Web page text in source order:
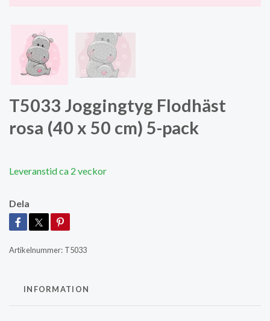
T5033 Joggingtyg Flodhäst
rosa (40 x 50 cm) 5-pack
Leveranstid ca 2 veckor
Dela
Artikelnummer: T5033
INFORMATION